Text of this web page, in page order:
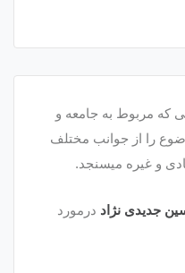
که مربوط به جامعه و
را از جوانب مختلف
و غیره میسنجد.
جدیدی نژاد درمورد